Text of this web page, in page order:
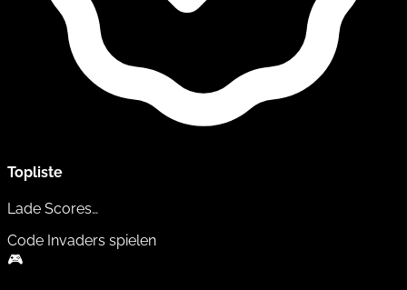
Topliste
Lade Scores…
Code Invaders spielen
🎮